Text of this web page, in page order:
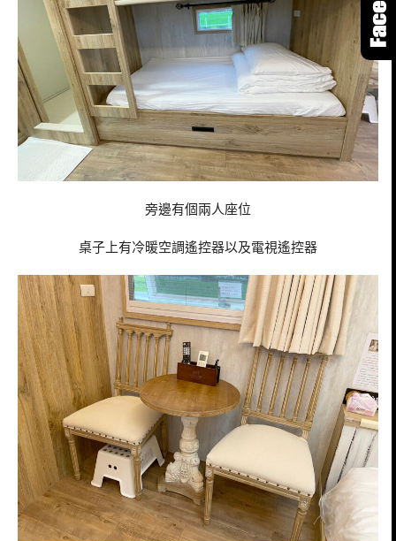
旁邊有個兩人座位
桌子上有冷暖空調遙控器以及電視遙控器